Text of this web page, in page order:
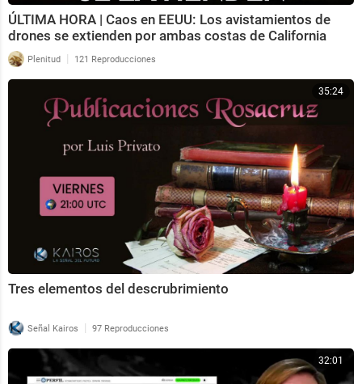
ÚLTIMA HORA | Caos en EEUU: Los avistamientos de
drones se extienden por ambas costas de California
Plenitud | 121 Reproducciones
35:24
Tres elementos del descrubrimiento
Señal Kairos | 97 Reproducciones
32:01